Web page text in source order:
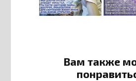
Вам также